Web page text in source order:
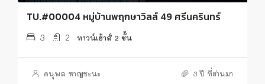
TU.#00004 หมู่บ้านพฤกษาวิลล์ 49 ศรีนครินทร์
3 2 ทาวน์เฮ้าส์ 2 ชั้น
ดนุพล หาญชะนะ 3 ปี ที่ผ่านมา